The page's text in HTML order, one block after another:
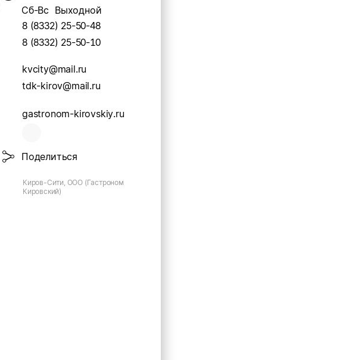
Сб-Вс Выходной
8 (8332) 25-50-48
8 (8332) 25-50-10
kvcity@mail.ru
tdk-kirov@mail.ru
gastronom-kirovskiy.ru
Поделиться
Киров-Сити, ООО (Гастроном
Кировский)